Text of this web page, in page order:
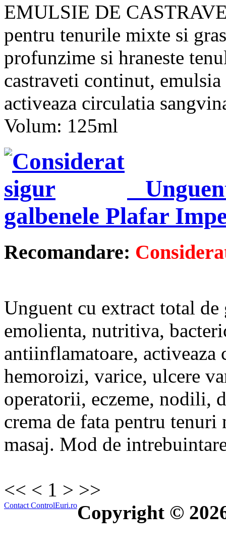
EMULSIE DE
pentru tenurile mixte si
profunzime si hraneste
castraveti continut, emulsia
activeaza circulatia
Volum: 125ml
galbenele Plafar
Recomandare:
Unguent cu extract total
emolienta, nutritiva,
antiinflamatoare,
hemoroizi, varice, ulcere
operatorii, eczeme, nodili,
crema de fata pentru tenuri
masaj. Mod de
<< < 1 > >>
Contact ControlEuri.roCopyright ©